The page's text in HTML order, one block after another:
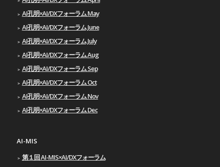
AI孔明×AI/DXフォーラム May
AI孔明×AI/DXフォーラム June
AI孔明×AI/DXフォーラム July
AI孔明×AI/DXフォーラム Aug
AI孔明×AI/DXフォーラム Sep
AI孔明×AI/DXフォーラム Oct
AI孔明×AI/DXフォーラム Nov
AI孔明×AI/DXフォーラム Dec
AI-MIS
第１回 AI-MIS×AI/DXフォーラム